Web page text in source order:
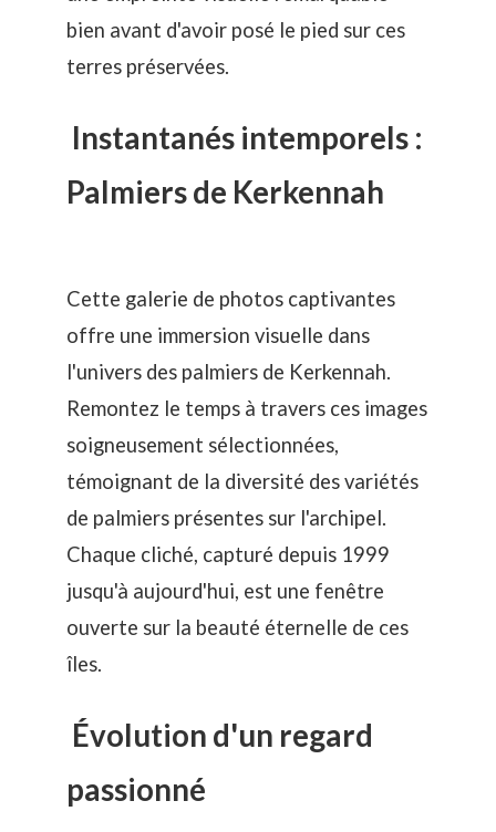
bien avant d'avoir posé le pied sur ces
terres préservées.
Instantanés intemporels :
Palmiers de Kerkennah
Cette galerie de photos captivantes
offre une immersion visuelle dans
l'univers des palmiers de Kerkennah.
Remontez le temps à travers ces images
soigneusement sélectionnées,
témoignant de la diversité des variétés
de palmiers présentes sur l'archipel.
Chaque cliché, capturé depuis 1999
jusqu'à aujourd'hui, est une fenêtre
ouverte sur la beauté éternelle de ces
îles.
Évolution d'un regard
passionné